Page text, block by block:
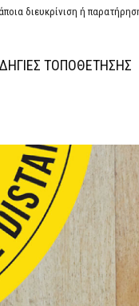
διευκρίνιση ή
ΤΟΠΟΘΕΤΗΣΗΣ